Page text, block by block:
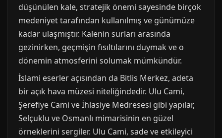
düşünülen kale, stratejik önemi sayesinde birçok
medeniyet tarafından kullanılmış ve günümüze
kadar ulaşmıştır. Kalenin surları arasında
gezinirken, geçmişin fısıltılarını duymak ve o
dönemin atmosferini solumak mümkündür.
İslami eserler açısından da Bitlis Merkez, adeta
bir açık hava müzesi niteliğindedir. Ulu Cami,
Şerefiye Cami ve İhlasiye Medresesi gibi yapılar,
Selçuklu ve Osmanlı mimarisinin en güzel
örneklerini sergiler. Ulu Cami, sade ve etkileyici